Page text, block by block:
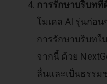
การรักษาบริบท
โมเดล AI รุ่นก่อ
การรักษาบริบทใ
จากนี้ ด้วย
ลื่นและเป็นธรรม